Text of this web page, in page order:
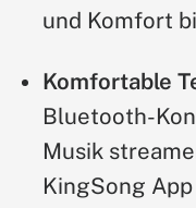
und Komfort
Komfortable
Bluetooth-
Musik
KingSong